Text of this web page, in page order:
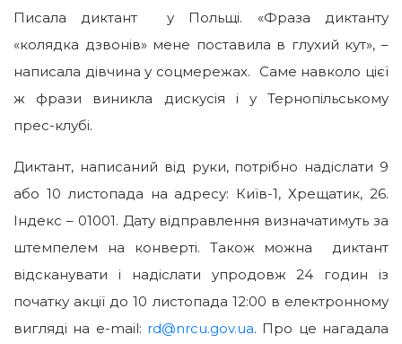
Писала диктант у Польщі. «Фраза диктанту
«колядка дзвонів» мене поставила в глухий кут», –
написала дівчина у соцмережах. Саме навколо цієї
ж фрази виникла дискусія і у Тернопільському
прес-клубі.
Диктант, написаний від руки, потрібно надіслати 9
або 10 листопада на адресу: Київ-1, Хрещатик, 26.
Індекс – 01001. Дату відправлення визначатимуть за
штемпелем на конверті. Також можна диктант
відсканувати і надіслати упродовж 24 годин із
початку акції до 10 листопада 12:00 в електронному
вигляді на e-mail: rd@nrcu.gov.uа. Про це нагадала